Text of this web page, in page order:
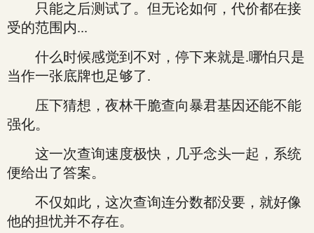
只能之后测试了。但无论如何，代价都在接
受的范围内...
什么时候感觉到不对，停下来就是.哪怕只是
当作一张底牌也足够了.
压下猜想，夜林干脆查向暴君基因还能不能
强化。
这一次查询速度极快，几乎念头一起，系统
便给出了答案。
不仅如此，这次查询连分数都没要，就好像
他的担忧并不存在。